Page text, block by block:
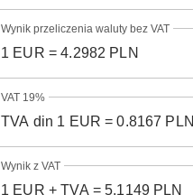
Wynik przeliczenia waluty bez VAT
VAT 19%
Wynik z VAT